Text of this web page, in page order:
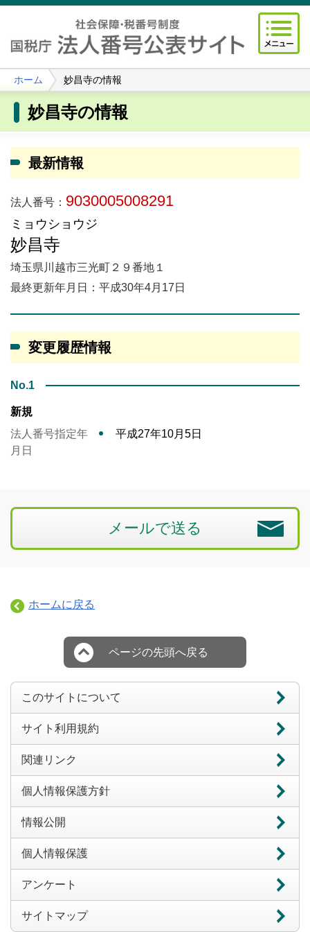
ホーム 妙昌寺の情報
妙昌寺の情報
最新情報
法人番号： 9030005008291
ミョウショウジ
妙昌寺
埼玉県川越市三光町２９番地１
最終更新年月日：平成30年4月17日
変更履歴情報
No.1
新規
法人番号指定年
月日
平成27年10月5日
メールで送る
ホームに戻る
ページの先頭へ戻る
このサイトについて
サイト利用規約
関連リンク
個人情報保護方針
情報公開
個人情報保護
アンケート
サイトマップ